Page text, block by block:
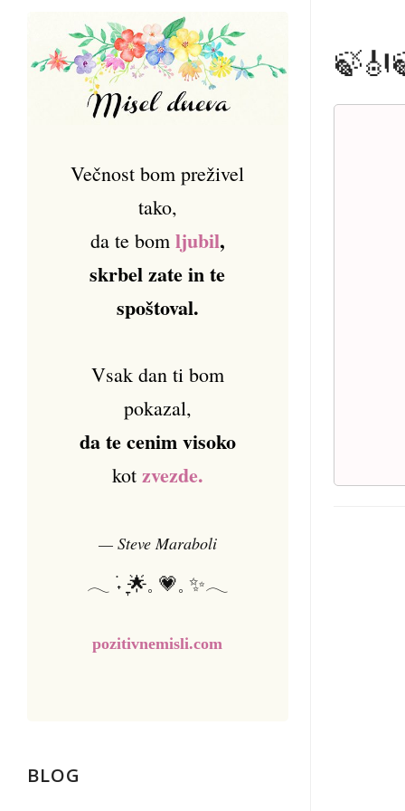
Večnost bom preživel
tako,
da te bom ljubil,
skrbel zate in te
spoštoval.
Vsak dan ti bom
pokazal,
da te cenim visoko
kot zvezde.
— Steve Maraboli
𓂃 ࣪˖ ִֶָ🌟𓈒 💗𓈒 ✨𓂃
pozitivnemisli.com
BLOG